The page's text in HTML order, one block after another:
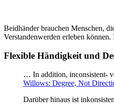
Beidhänder brauchen Menschen,
Verstandenwerden erleben
Flexible Händigkeit und
… In addition, inconsistent-
Willows: Degree, Not
Darüber hinaus ist